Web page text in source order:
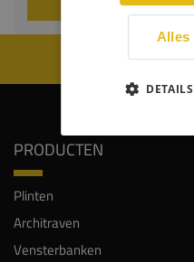
WIJ WORDEN
PRODUCTEN
Plinten
Architraven
Vensterbanken
Alles